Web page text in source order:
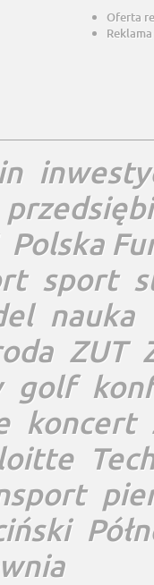
Oferta
Polska
sport
nauka
ZUT
golf
koncert